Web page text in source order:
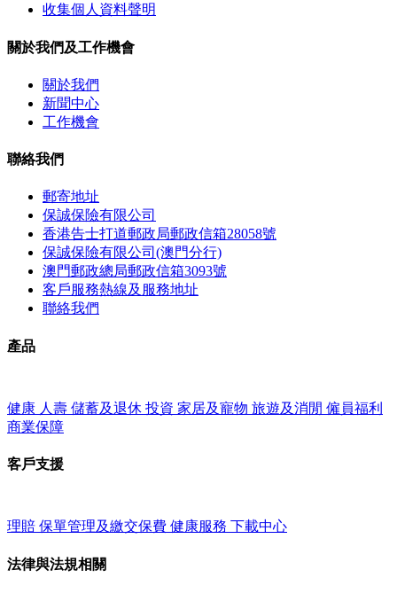
收集個人資料聲明
關於我們及工作機會
關於我們
新聞中心
工作機會
聯絡我們
郵寄地址
保誠保險有限公司
香港告士打道郵政局郵政信箱28058號
保誠保險有限公司(澳門分行)
澳門郵政總局郵政信箱3093號
客戶服務熱線及服務地址
聯絡我們
產品
健康 人壽 儲蓄及退休 投資 家居及寵物 旅遊及消閒 僱員福利
商業保障
客戶支援
理賠 保單管理及繳交保費 健康服務 下載中心
法律與法規相關